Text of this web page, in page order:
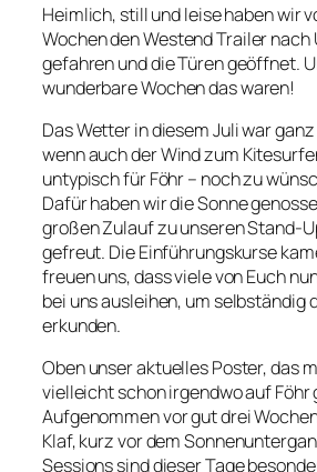
Heimlich, still und leise haben wir
Wochen den Westend Trailer nach
gefahren und die Türen geöffnet.
wunderbare Wochen das waren!
Das Wetter in diesem Juli war
wenn auch der Wind zum
untypisch für Föhr – noch zu
Dafür haben wir die Sonne
großen Zulauf zu unseren Stand-
gefreut. Die Einführungskurse
freuen uns, dass viele von Euch
bei uns ausleihen, um selbständig
erkunden.
Oben unser aktuelles Poster, das
vielleicht schon irgendwo auf Föhr
Aufgenommen vor gut drei
Klaf, kurz vor dem
Sessions sind dieser Tage